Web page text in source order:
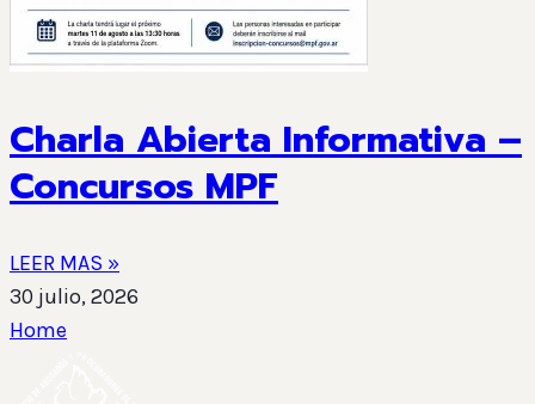
Charla Abierta Informativa –
Concursos MPF
LEER MAS »
30 julio, 2026
Home